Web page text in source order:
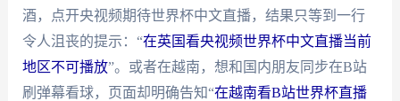
酒，点开央视频期待世界杯中文直播，结果只等到一行
令人沮丧的提示：“在英国看央视频世界杯中文直播当前
地区不可播放”。或者在越南，想和国内朋友同步在B站
刷弹幕看球，页面却明确告知“在越南看B站世界杯直播